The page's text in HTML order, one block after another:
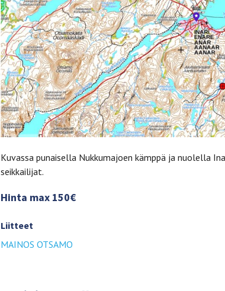
Kuvassa punaisella Nukkumajoen kämppä ja nuolella
seikkailijat.
Hinta max 150€
Liitteet
MAINOS OTSAMO